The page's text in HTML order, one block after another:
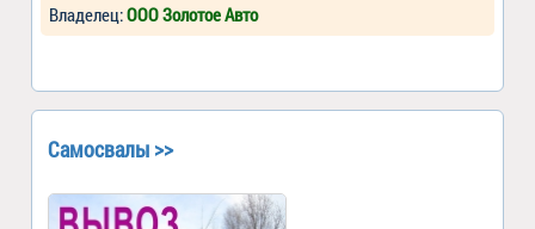
Владелец:ООО Золотое Авто
Самосвалы >>